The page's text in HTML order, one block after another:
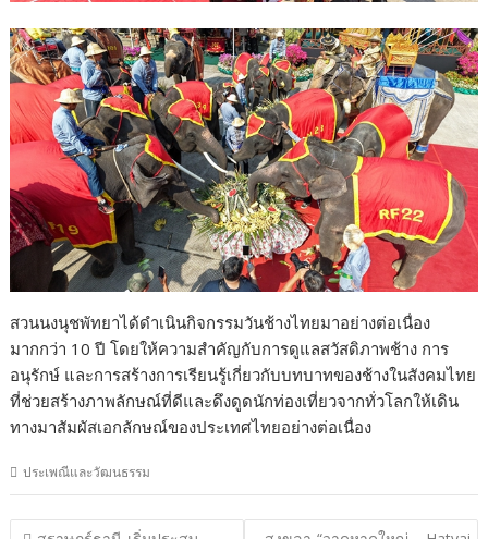
สวนนงนุชพัทยาได้ดำเนินกิจกรรมวันช้างไทยมาอย่างต่อเนื่อง
มากกว่า 10 ปี โดยให้ความสำคัญกับการดูแลสวัสดิภาพช้าง การ
อนุรักษ์ และการสร้างการเรียนรู้เกี่ยวกับบทบาทของช้างในสังคมไทย
ที่ช่วยสร้างภาพลักษณ์ที่ดีและดึงดูดนักท่องเที่ยวจากทั่วโลกให้เดิน
ทางมาสัมผัสเอกลักษณ์ของประเทศไทยอย่างต่อเนื่อง
ประเพณีและวัฒนธรรม
แนะแนว